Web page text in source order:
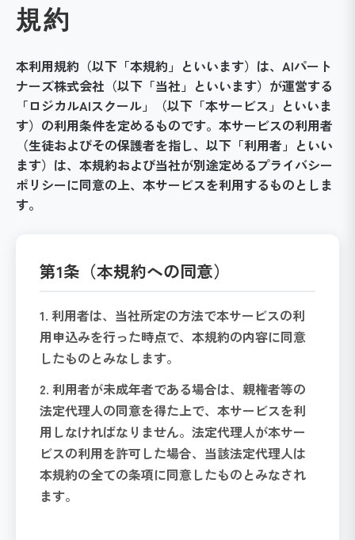
規約
本利用規約（以下「本規約」といいます）は、AIパート
ナーズ株式会社（以下「当社」といいます）が運営する
「ロジカルAIスクール」（以下「本サービス」といいま
す）の利用条件を定めるものです。本サービスの利用者
（生徒およびその保護者を指し、以下「利用者」といい
ます）は、本規約および当社が別途定めるプライバシー
ポリシーに同意の上、本サービスを利用するものとしま
す。
第1条（本規約への同意）
1. 利用者は、当社所定の方法で本サービスの利
用申込みを行った時点で、本規約の内容に同意
したものとみなします。
2. 利用者が未成年者である場合は、親権者等の
法定代理人の同意を得た上で、本サービスを利
用しなければなりません。法定代理人が本サー
ビスの利用を許可した場合、当該法定代理人は
本規約の全ての条項に同意したものとみなされ
ます。